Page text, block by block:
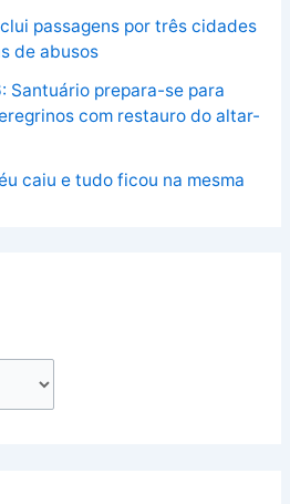
passagens por três cidades
de abusos
Santuário prepara-se para
com restauro do altar-
caiu e tudo ficou na mesma